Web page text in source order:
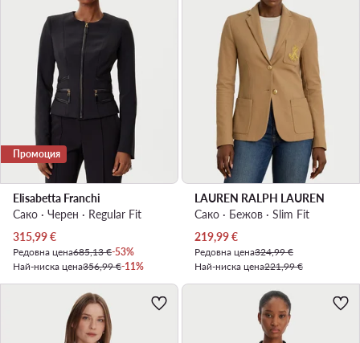
Промоция
Elisabetta Franchi
Сако · Черен · Regular Fit
Актуална цена
315,99€
Редовна цена685,13 €-53%
Най-ниска цена356,99 €-11%
LAUREN RALPH LAUREN
Сако · Бежов · Slim Fit
Актуална цена
219,99€
Редовна цена324,99 €
Най-ниска цена221,99 €